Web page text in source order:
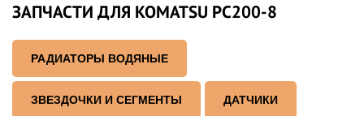
ЗАПЧАСТИ ДЛЯ KOMATSU PC200-8
РАДИАТОРЫ ВОДЯНЫЕ
ЗВЕЗДОЧКИ И СЕГМЕНТЫ ДАТЧИКИ